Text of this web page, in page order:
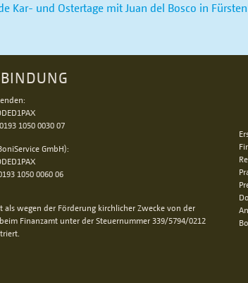
Kar- und Ostertage mit Juan del Bosco in
1050 0030 07
GmbH):
1050 0060 06
wegen der Förderung kirchlicher Zwecke von der
Finanzamt unter der Steuernummer 339/5794/0212